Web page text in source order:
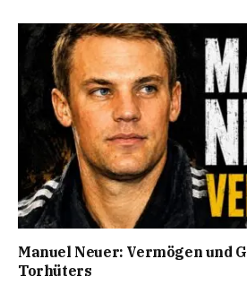
Manuel Neuer: Vermögen und
Torhüters